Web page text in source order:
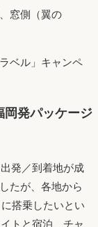
窓側（翼の
ベル」キャンペ
岡発パッケージ
発／到着地が成
たが、各地から
搭乗したいとい
トと宿泊、チャ